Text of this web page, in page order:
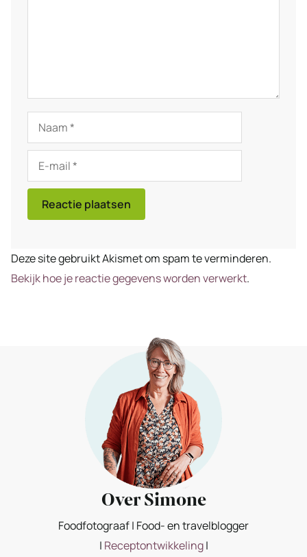
Naam
mail
Deze site gebruikt Akismet om spam te verminderen.
Bekijk hoe je reactie gegevens worden verwerkt.
Over Simone
Foodfotograaf | Food- en travelblogger
| Receptontwikkeling|